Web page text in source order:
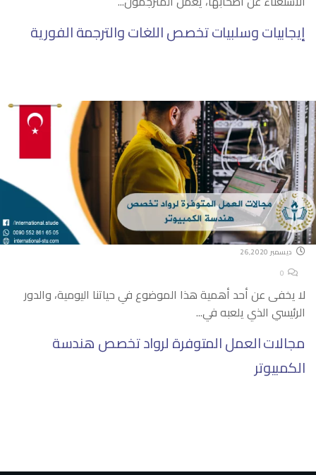
إيجابيات وسلبيات تخصص اللغات والترجمة الفورية
ديسمبر 26,2020
مجالات العمل المتوفرة لرواد تخصص هندسة
الكمبيوتر
لا يخفى عن أحد أهمية هذا الموضوع في حياتنا اليومية، والدور
الرئيسي الذي يلعبه في...
0